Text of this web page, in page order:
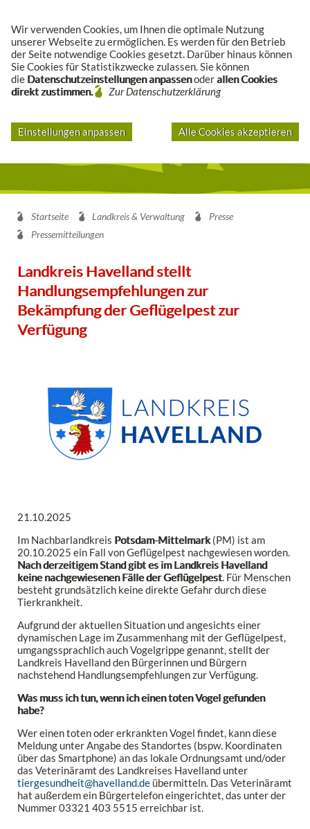
Wir verwenden Cookies, um Ihnen die optimale Nutzung
unserer Webseite zu ermöglichen. Es werden für den Betrieb
der Seite notwendige Cookies gesetzt. Darüber hinaus können
Sie Cookies für Statistikzwecke zulassen. Sie können
die Datenschutzeinstellungen anpassenoderallen Cookies
direkt zustimmen.
Zur Datenschutzerklärung
Einstellungen anpassen Alle Cookies akzeptieren
Startseite Landkreis & Verwaltung
Presse
Pressemitteilungen
Landkreis Havelland stellt
Handlungsempfehlungen zur
Bekämpfung der Geflügelpest zur
Verfügung
21.10.2025
Im Nachbarlandkreis Potsdam-Mittelmark(PM) ist am
20.10.2025 ein Fall von Geflügelpest nachgewiesen worden.
Nach derzeitigem Stand gibt es im Landkreis Havelland
keine nachgewiesenen Fälle der Geflügelpest. Für Menschen
besteht grundsätzlich keine direkte Gefahr durch diese
Tierkrankheit.
Aufgrund der aktuellen Situation und angesichts einer
dynamischen Lage im Zusammenhang mit der Geflügelpest,
umgangssprachlich auch Vogelgrippe genannt, stellt der
Landkreis Havelland den Bürgerinnen und Bürgern
nachstehend Handlungsempfehlungen zur Verfügung.
Was muss ich tun, wenn ich einen toten Vogel gefunden
habe?
Wer einen toten oder erkrankten Vogel findet, kann diese
Meldung unter Angabe des Standortes (bspw. Koordinaten
über das Smartphone) an das lokale Ordnungsamt und/oder
das Veterinäramt des Landkreises Havelland unter
tiergesundheit@havelland.de übermitteln. Das Veterinäramt
hat außerdem ein Bürgertelefon eingerichtet, das unter der
Nummer 03321 403 5515 erreichbar ist.